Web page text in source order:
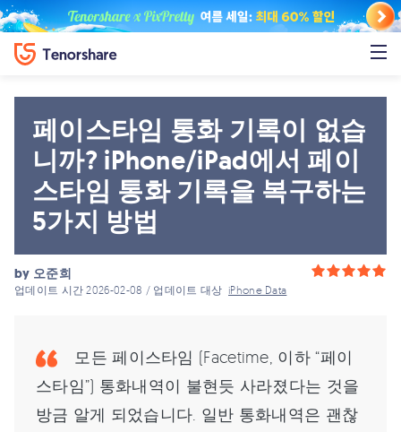
페이스타임 통화 기록이 없습
니까? iPhone/iPad에서 페이
스타임 통화 기록을 복구하는
5가지 방법
by 오준희
업데이트 시간 2026-02-08 / 업데이트 대상iPhone Data
모든 페이스타임 (Facetime, 이하 “페이
스타임”) 통화내역이 불현듯 사라졌다는 것을
방금 알게 되었습니다. 일반 통화내역은 괜찮